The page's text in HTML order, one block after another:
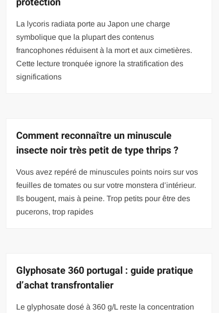
La lycoris radiata porte au Japon une charge
symbolique que la plupart des contenus
francophones réduisent à la mort et aux cimetières.
Cette lecture tronquée ignore la stratification des
significations
Comment reconnaître un minuscule
insecte noir très petit de type thrips ?
Vous avez repéré de minuscules points noirs sur vos
feuilles de tomates ou sur votre monstera d’intérieur.
Ils bougent, mais à peine. Trop petits pour être des
pucerons, trop rapides
Glyphosate 360 portugal : guide pratique
d’achat transfrontalier
Le glyphosate dosé à 360 g/L reste la concentration